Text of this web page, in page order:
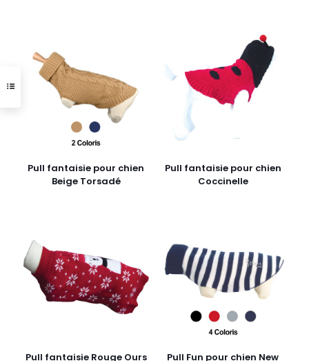
Pull fantaisie pour chien
Beige Torsadé
Pull fantaisie pour chien
Coccinelle
Pull fantaisie Rouge Ours
Pull Fun pour chien New